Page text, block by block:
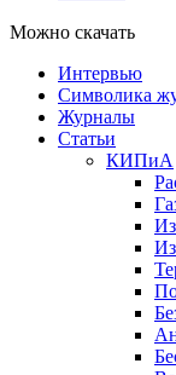
Можно скачать
Интервью
Символика
Журналы
Статьи
КИПиА